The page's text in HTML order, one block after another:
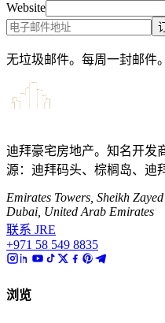
Website
无垃圾邮件。每周一封邮件
迪拜豪宅房地产。知名开发
源：迪拜码头、棕榈岛、迪
Emirates Towers, Sheikh
Dubai, United Arab Emirates
联系 JRE
+971 58 549 8835
浏览